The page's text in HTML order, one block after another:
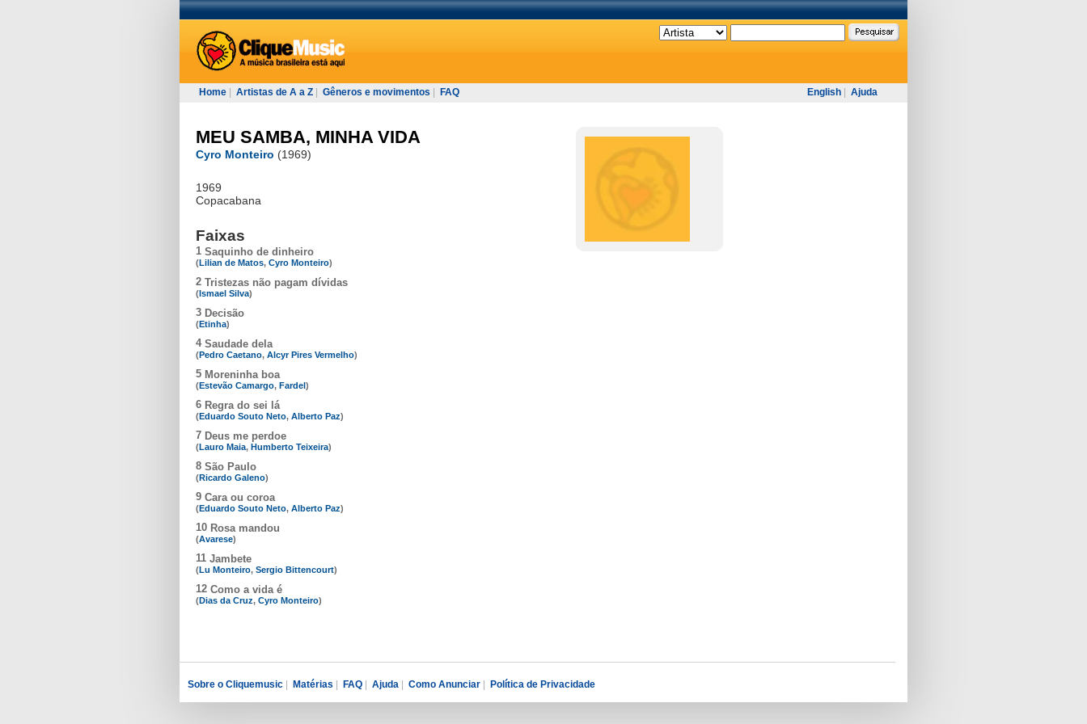
Home Artistas de A a Z Gêneros e movimentos FAQ English Ajuda
MEU SAMBA, MINHA VIDA
Cyro Monteiro (1969)
1969
Copacabana
Faixas
1 Saquinho de dinheiro
(Lilian de Matos, Cyro Monteiro)
2 Tristezas não pagam dívidas
(Ismael Silva)
3 Decisão
(Etinha)
4 Saudade dela
(Pedro Caetano, Alcyr Pires Vermelho)
5 Moreninha boa
(Estevão Camargo, Fardel)
6 Regra do sei lá
(Eduardo Souto Neto, Alberto Paz)
7 Deus me perdoe
(Lauro Maia, Humberto Teixeira)
8 São Paulo
(Ricardo Galeno)
9 Cara ou coroa
(Eduardo Souto Neto, Alberto Paz)
10 Rosa mandou
(Avarese)
11 Jambete
(Lu Monteiro, Sergio Bittencourt)
12 Como a vida é
(Dias da Cruz, Cyro Monteiro)
Sobre o Cliquemusic Matérias FAQ Ajuda Como Anunciar Política de Privacidade